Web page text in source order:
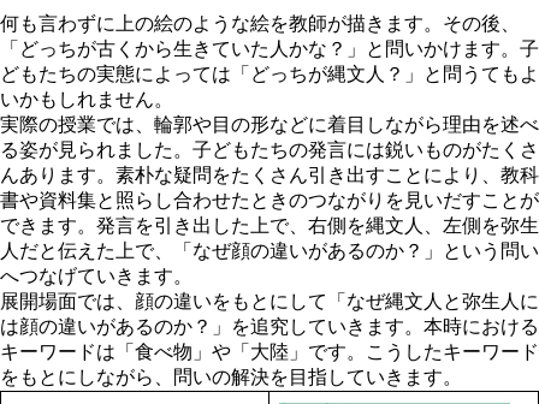
何も言わずに上の絵のような絵を教師が描きます。その後、
「どっちが古くから生きていた人かな？」と問いかけます。子
どもたちの実態によっては「どっちが縄文人？」と問うてもよ
いかもしれません。
実際の授業では、輪郭や目の形などに着目しながら理由を述べ
る姿が見られました。子どもたちの発言には鋭いものがたくさ
んあります。素朴な疑問をたくさん引き出すことにより、教科
書や資料集と照らし合わせたときのつながりを見いだすことが
できます。発言を引き出した上で、右側を縄文人、左側を弥生
人だと伝えた上で、「なぜ顔の違いがあるのか？」という問い
へつなげていきます。
展開場面では、顔の違いをもとにして「なぜ縄文人と弥生人に
は顔の違いがあるのか？」を追究していきます。本時における
キーワードは「食べ物」や「大陸」です。こうしたキーワード
をもとにしながら、問いの解決を目指していきます。